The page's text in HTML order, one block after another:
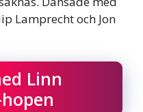
Lamprecht och Jon
Linn